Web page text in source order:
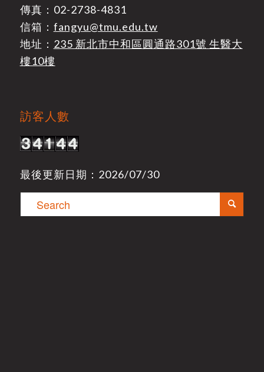
傳真：02-2738-4831
信箱： fangyu@tmu.edu.tw
地址： 235 新北市中和區圓通路301號 生醫大
樓10樓
訪客人數
最後更新日期：2026/07/30